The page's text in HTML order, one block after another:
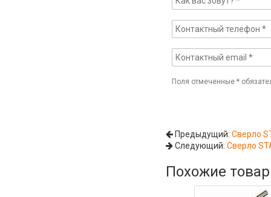
Поля отмеченные*
Предыдущий:Сверло
Следующий:Сверло
Похожие